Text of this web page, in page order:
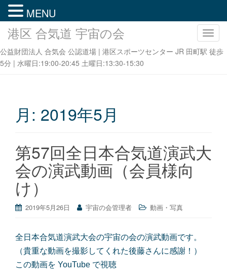
ナ
ビ
ゲ
替
え
港区 合気道 宇宙の会
公益財団法人 合気会 公認道場 | 港区スポーツセンター JR 田町駅 徒歩
5分 | 水曜日:19:00-20:45 土曜日:13:30-15:30
月: 2019年5月
第57回全日本合気道演武大
会の演武動画（会員様向
け）
2019年5月26日 宇宙の会管理者 動画・写真
全日本合気道演武大会の宇宙の会の演武動画です。
（貴重な動画を撮影してくれた後藤さんに感謝！）
この動画を YouTube で視聴
MENU